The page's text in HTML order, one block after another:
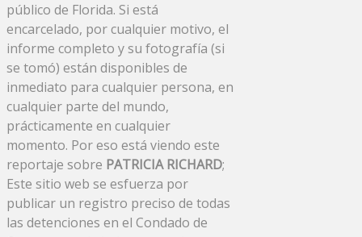
público de Florida. Si está
encarcelado, por cualquier motivo, el
informe completo y su fotografía (si
se tomó) están disponibles de
inmediato para cualquier persona, en
cualquier parte del mundo,
prácticamente en cualquier
momento. Por eso está viendo este
reportaje sobre PATRICIA RICHARD;
Este sitio web se esfuerza por
publicar un registro preciso de todas
las detenciones en el Condado de